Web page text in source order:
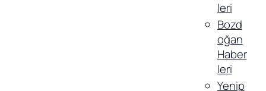
leri
Bozd
oğan
Haber
leri
Yenip